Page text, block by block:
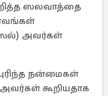
ஸலவாத்தை
அவர்கள்
நன்மைகள்
கூறியதாக